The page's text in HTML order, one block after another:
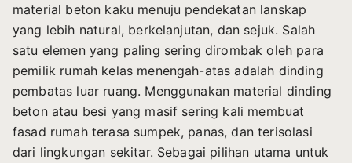
material beton kaku menuju pendekatan lanskap
yang lebih natural, berkelanjutan, dan sejuk. Salah
satu elemen yang paling sering dirombak oleh para
pemilik rumah kelas menengah-atas adalah dinding
pembatas luar ruang. Menggunakan material dinding
beton atau besi yang masif sering kali membuat
fasad rumah terasa sumpek, panas, dan terisolasi
dari lingkungan sekitar. Sebagai pilihan utama untuk